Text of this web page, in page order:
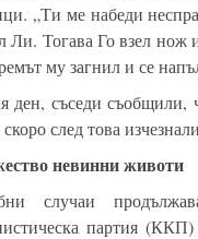
„Ти ме набеди
Ли. Тогава Го взел нож
му загнил и се
ден, съседи съобщили,
след това
невинни животи
случаи
партия